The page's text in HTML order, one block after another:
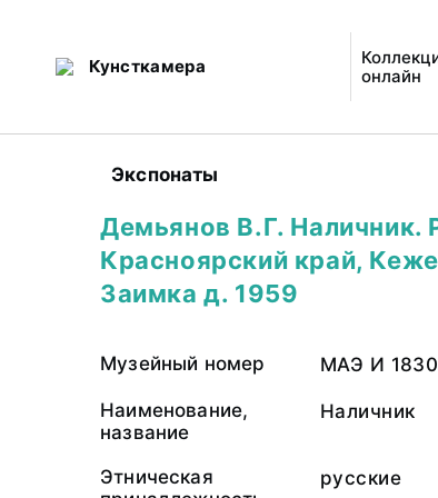
Кунсткамера
онлайн
Экспонаты
Демьянов В.Г. Наличник.
Красноярский край,
Заимка д. 1959
Музейный номер МАЭ И
Наименование,
название
Наличник
Этническая
русские